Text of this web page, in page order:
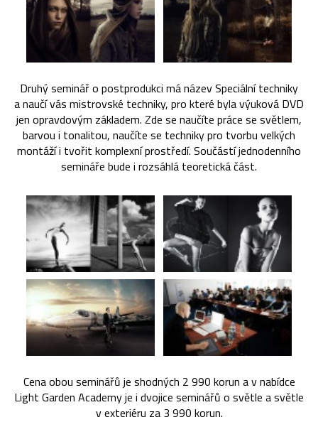
Druhý seminář o postprodukci má název Speciální techniky
a naučí vás mistrovské techniky, pro které byla výuková DVD
jen opravdovým základem. Zde se naučíte práce se světlem,
barvou i tonalitou, naučíte se techniky pro tvorbu velkých
montáží i tvořit komplexní prostředí. Součástí jednodenního
semináře bude i rozsáhlá teoretická část.
Cena obou seminářů je shodných 2 990 korun a v nabídce
Light Garden Academy je i dvojice seminářů o světle a světle
v exteriéru za 3 990 korun.